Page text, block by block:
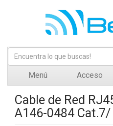
Menú Acceso
Cable de Red
A146-0484